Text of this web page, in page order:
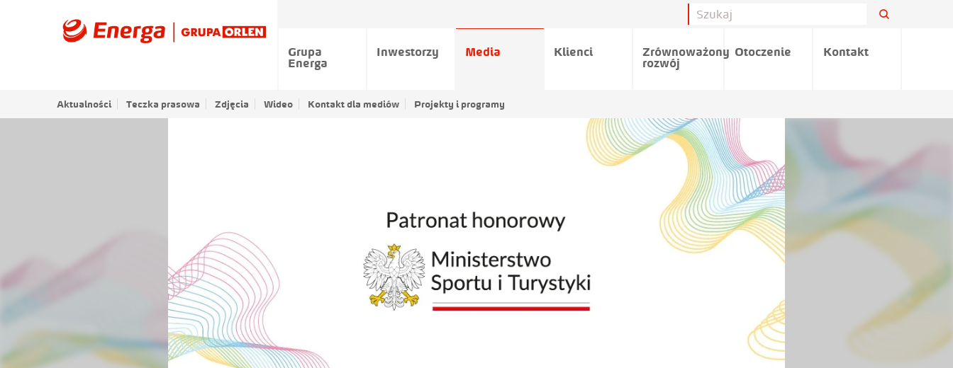
Grupa
Energa
Inwestorzy Media
Aktualności Teczka prasowa Zdjęcia Wideo Kontakt dla mediów Projekty i programy
Klienci
Zrównoważony
rozwój
Otoczenie Kontakt